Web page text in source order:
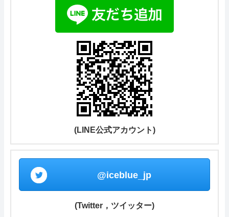
(LINE公式アカウント)
@iceblue_jp
(Twitter，ツイッター)